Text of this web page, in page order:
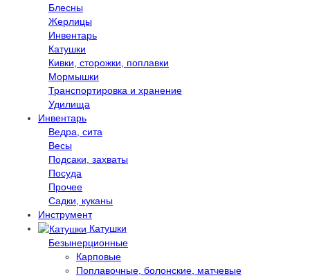
Блесны
Жерлицы
Инвентарь
Катушки
Кивки, сторожки, поплавки
Мормышки
Транспортировка и хранение
Удилища
Инвентарь
Ведра, сита
Весы
Подсаки, захваты
Посуда
Прочее
Садки, куканы
Инструмент
Катушки
Безынерционные
Карповые
Поплавочные, болонские, матчевые